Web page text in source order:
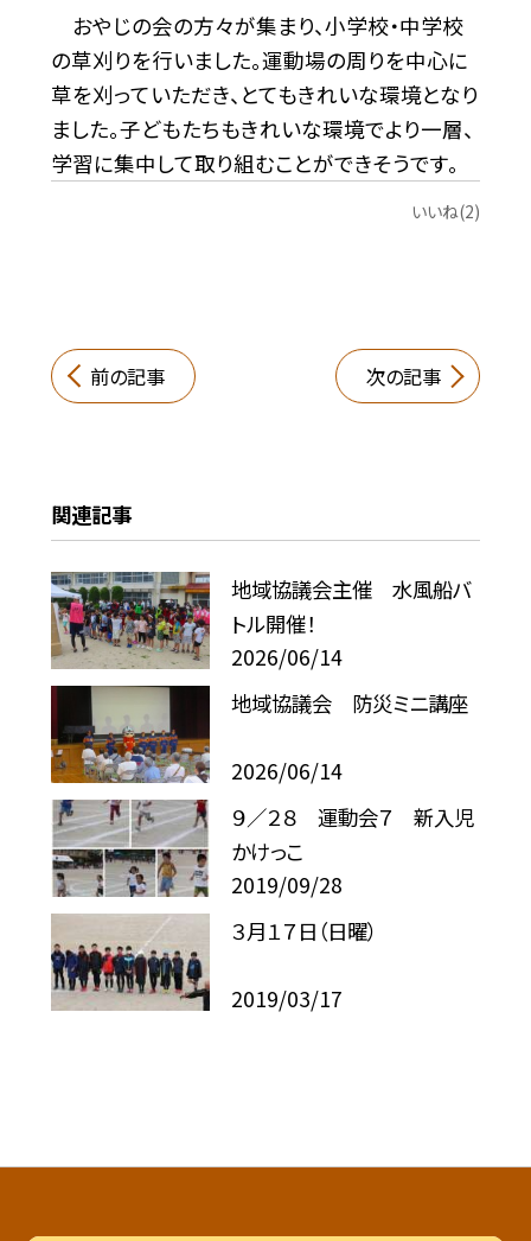
おやじの会の方々が集まり、小学校・中学校
の草刈りを行いました。運動場の周りを中心に
草を刈っていただき、とてもきれいな環境となり
ました。子どもたちもきれいな環境でより一層、
学習に集中して取り組むことができそうです。
いいね(2)
前の記事 次の記事
関連記事
地域協議会主催 水風船バ
トル開催！
2026/06/14
地域協議会 防災ミニ講座
2026/06/14
９／２８ 運動会７ 新入児
かけっこ
2019/09/28
３月１７日（日曜）
2019/03/17